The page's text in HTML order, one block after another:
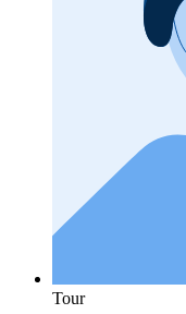
Tour